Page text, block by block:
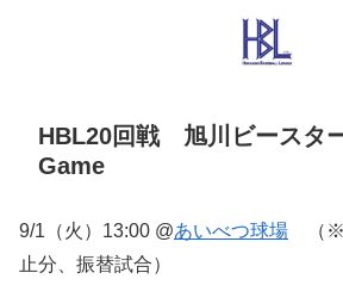
HBL20回戦 旭川ビースタ
Game
9/1（火）13:00 @あいべつ球場 （
止分、振替試合）